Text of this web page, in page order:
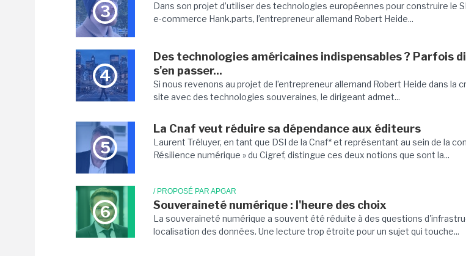
3
Dans son projet d’utiliser des technologies européennes pour construire le
e-commerce Hank.parts, l’entrepreneur allemand Robert Heide...
4
Des technologies américaines indispensables ? Parfois
s'en passer...
Si nous revenons au projet de l’entrepreneur allemand Robert Heide dans la
site avec des technologies souveraines, le dirigeant admet...
5
La Cnaf veut réduire sa dépendance aux éditeurs
Laurent Tréluyer, en tant que DSI de la Cnaf* et représentant au sein de la
Résilience numérique » du Cigref, distingue ces deux notions que sont la...
6
/ PROPOSÉ PAR APGAR
Souveraineté numérique : l'heure des choix
La souveraineté numérique a souvent été réduite à des questions
localisation des données. Une lecture trop étroite pour un sujet qui touche...